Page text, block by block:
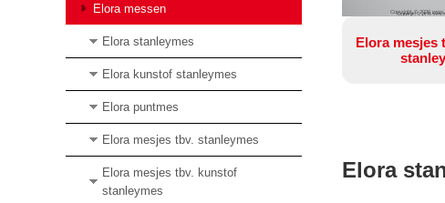
Elora messen
Elora stanleymes
Elora kunstof stanleymes
Elora puntmes
Elora mesjes tbv. stanleymes
Elora mesjes tbv. kunstof
stanleymes
Copyright © 2026
Elora mesjes
Elora